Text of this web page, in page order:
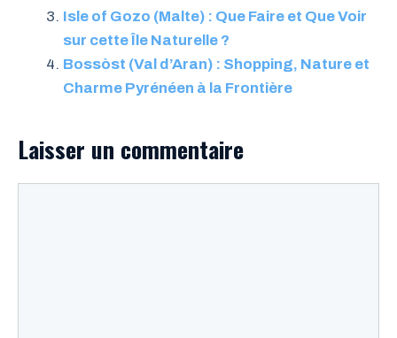
Isle of Gozo (Malte) : Que Faire et Que Voir
sur cette Île Naturelle ?
Bossòst (Val d’Aran) : Shopping, Nature et
Charme Pyrénéen à la Frontière
Laisser un commentaire